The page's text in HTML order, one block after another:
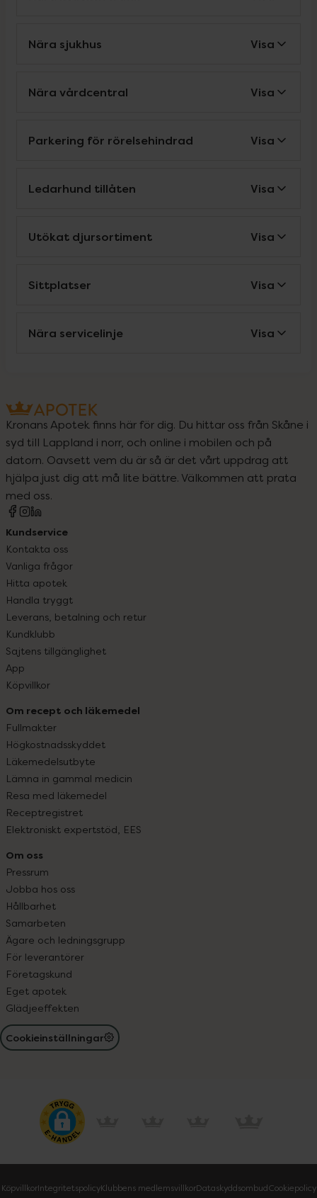
Nära sjukhus Visa
Nära vårdcentral Visa
Parkering för rörelsehindrad Visa
Ledarhund tillåten Visa
Utökat djursortiment Visa
Sittplatser Visa
Nära servicelinje Visa
Kronans Apotek finns här för dig. Du hittar oss från Skåne i
syd till Lappland i norr, och online i mobilen och på
datorn. Oavsett vem du är så är det vårt uppdrag att
hjälpa just dig att må lite bättre. Välkommen att prata
med oss.
Kundservice
Kontakta oss
Vanliga frågor
Hitta apotek
Handla tryggt
Leverans, betalning och retur
Kundklubb
Sajtens tillgänglighet
App
Köpvillkor
Om recept och läkemedel
Fullmakter
Högkostnadsskyddet
Läkemedelsutbyte
Lämna in gammal medicin
Resa med läkemedel
Receptregistret
Elektroniskt expertstöd, EES
Om oss
Pressrum
Jobba hos oss
Hållbarhet
Samarbeten
Ägare och ledningsgrupp
För leverantörer
Företagskund
Eget apotek
Glädjeeffekten
Cookieinställningar
KöpvillkorIntegritetspolicyKlubbens medlemsvillkorDataskyddsombudCookiepolicy